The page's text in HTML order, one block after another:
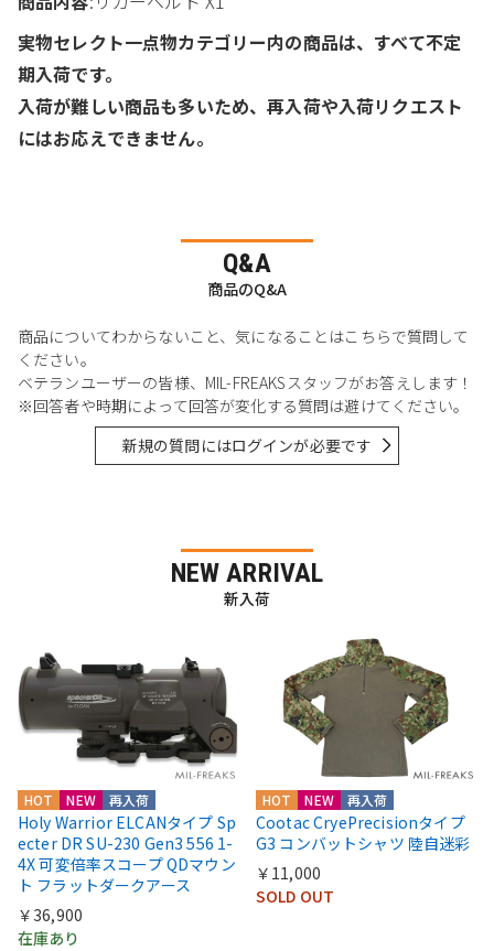
実物セレクト一点物カテゴリー内の商品は、すべて不定
期入荷です。
入荷が難しい商品も多いため、再入荷や入荷リクエスト
にはお応えできません。
Q&A
商品のQ&A
商品についてわからないこと、気になることはこちらで質問して
ください。
ベテランユーザーの皆様、MIL-FREAKSスタッフがお答えします！
※回答者や時期によって回答が変化する質問は避けてください。
新規の質問にはログインが必要です
NEW ARRIVAL
新入荷
HOT NEW 再入荷
Holy Warrior ELCANタイプ Sp
ecter DR SU-230 Gen3 556 1-
4X 可変倍率スコープ QDマウン
ト フラットダークアース
￥36,900
在庫あり
HOT NEW 再入荷
Cootac CryePrecisionタイプ
G3 コンバットシャツ 陸自迷彩
￥11,000
SOLD OUT